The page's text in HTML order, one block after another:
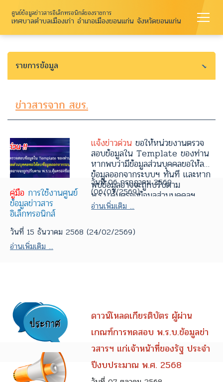
ศูนย์ข้อมูลข่าวสารอิเล็กทรอนิกส์ของราชการ
เทศบาลตำบลเมืองเก่า อำเภอเมืองขอนแก่น จังหวัดขอนแก่น
รายการข้อมูล
ข่าวสารจาก สขร.
แจ้งข่าวด่วน ขอให้หน่วยงานตรวจ
สอบข้อมูลใน Template ของท่าน
หากพบว่ามีข้อมูลส่วนบุคคลขอให้ลบ
ข้อมูลออกจากระบบฯ ทันที และหาก
พบข้อมูลอาจจะถูกปรับตาม
พ.ร.บ.คุ้มครองข้อมูลส่วนบุคคลฯ
วันที่ 06 กรกฎาคม 2569
(06/07/2569)
อ่านเพิ่มเติม ...
คู่มือ การใช้งานศูนย์
ข้อมูลข่าวสาร
อิเล็กทรอนิกส์
วันที่ 15 ธันวาคม 2568 (24/02/2569)
อ่านเพิ่มเติม ...
ดาวน์โหลดเกียรติบัตร ผู้ผ่าน
เกณฑ์การทดสอบ พ.ร.บ.ข้อมูลข่า
วสารฯ แก่เจ้าหน้าที่ของรัฐ ประจำ
ปีงบประมาณ พ.ศ. 2568